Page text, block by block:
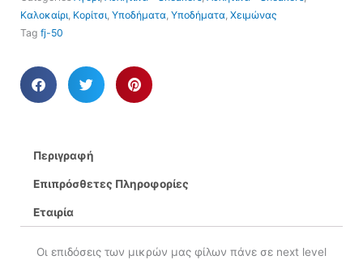
Καλοκαίρι Κορίτσι Υποδήματα Υποδήματα Χειμώνας
Tag fj-50
Περιγραφή
Επιπρόσθετες Πληροφορίες
Εταιρία
Οι επιδόσεις των μικρών μας φίλων πάνε σε next level